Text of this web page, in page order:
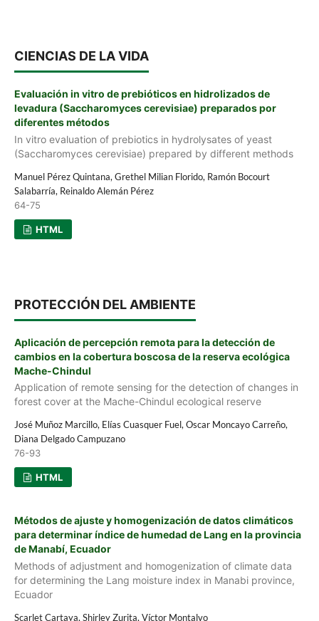
CIENCIAS DE LA VIDA
Evaluación in vitro de prebióticos en hidrolizados de
levadura (Saccharomyces cerevisiae) preparados por
diferentes métodos
In vitro evaluation of prebiotics in hydrolysates of yeast
(Saccharomyces cerevisiae) prepared by different methods
Manuel Pérez Quintana, Grethel Milian Florido, Ramón Bocourt
Salabarría, Reinaldo Alemán Pérez
64-75
HTML
PROTECCIÓN DEL AMBIENTE
Aplicación de percepción remota para la detección de
cambios en la cobertura boscosa de la reserva ecológica
Mache-Chindul
Application of remote sensing for the detection of changes in
forest cover at the Mache-Chindul ecological reserve
José Muñoz Marcillo, Elías Cuasquer Fuel, Oscar Moncayo Carreño,
Diana Delgado Campuzano
76-93
HTML
Métodos de ajuste y homogenización de datos climáticos
para determinar índice de humedad de Lang en la provincia
de Manabí, Ecuador
Methods of adjustment and homogenization of climate data
for determining the Lang moisture index in Manabi province,
Ecuador
Scarlet Cartaya, Shirley Zurita, Víctor Montalvo